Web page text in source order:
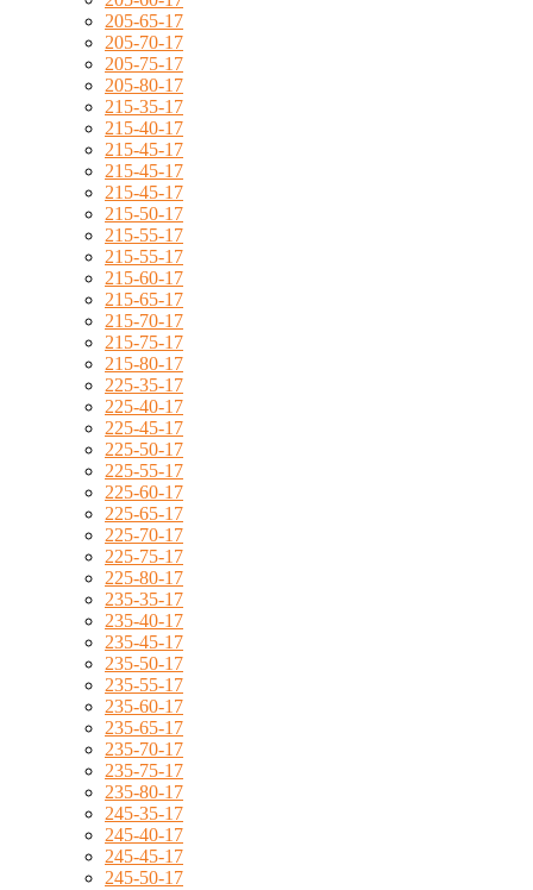
205-65-17
205-70-17
205-75-17
205-80-17
215-35-17
215-40-17
215-45-17
215-45-17
215-45-17
215-50-17
215-55-17
215-55-17
215-60-17
215-65-17
215-70-17
215-75-17
215-80-17
225-35-17
225-40-17
225-45-17
225-50-17
225-55-17
225-60-17
225-65-17
225-70-17
225-75-17
225-80-17
235-35-17
235-40-17
235-45-17
235-50-17
235-55-17
235-60-17
235-65-17
235-70-17
235-75-17
235-80-17
245-35-17
245-40-17
245-45-17
245-50-17